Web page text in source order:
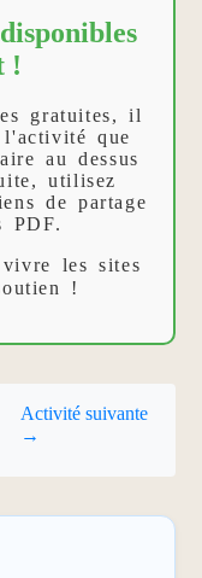
!
gratuites, il
que
au dessus
utilisez
de partage
PDF.
les sites
!
Activité suivante
→